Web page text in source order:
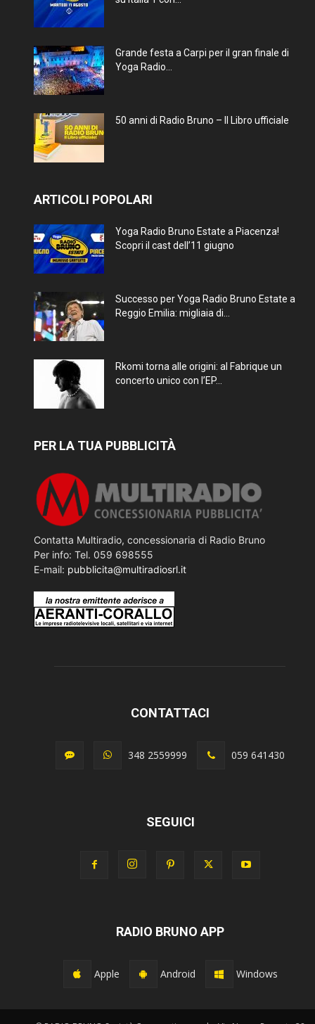
Grande festa a Carpi per il gran finale di
Yoga Radio...
50 anni di Radio Bruno – Il Libro ufficiale
ARTICOLI POPOLARI
Yoga Radio Bruno Estate a Piacenza!
Scopri il cast dell’11 giugno
Successo per Yoga Radio Bruno Estate a
Reggio Emilia: migliaia di...
Rkomi torna alle origini: al Fabrique un
concerto unico con l’EP...
PER LA TUA PUBBLICITÀ
Contatta Multiradio, concessionaria di Radio Bruno
Per info: Tel. 059 698555
E-mail: pubblicita@multiradiosrl.it
CONTATTACI
348 2559999 059 641430
SEGUICI
RADIO BRUNO APP
Apple Android Windows